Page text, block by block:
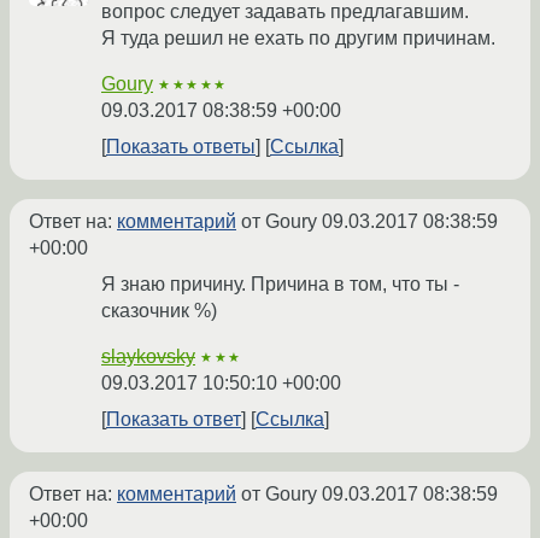
вопрос следует задавать предлагавшим.
Я туда решил не ехать по другим причинам.
Goury ★★★★★
09.03.2017 08:38:59 +00:00
Показать ответы
Ссылка
Ответ на: комментарий от Goury 09.03.2017 08:38:59
+00:00
Я знаю причину. Причина в том, что ты -
сказочник %)
slaykovsky ★★★
09.03.2017 10:50:10 +00:00
Показать ответ
Ссылка
Ответ на: комментарий от Goury 09.03.2017 08:38:59
+00:00